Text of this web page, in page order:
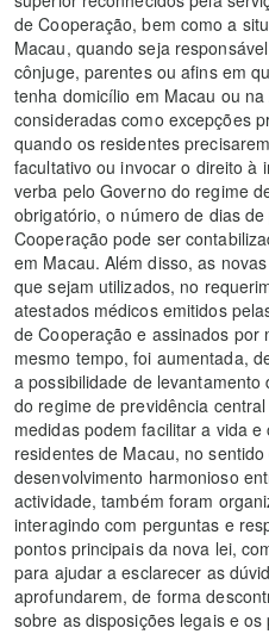
de Cooperação, bem como a
Macau, quando seja
cônjuge, parentes ou afins em
tenha domicílio em Macau ou
consideradas como excepções
quando os residentes
facultativo ou invocar o direito à
verba pelo Governo do regime
obrigatório, o número de dias
Cooperação pode ser
em Macau. Além disso, as
que sejam utilizados, no
atestados médicos emitidos
de Cooperação e assinados por
mesmo tempo, foi aumentada,
a possibilidade de
do regime de previdência
medidas podem facilitar a vida
residentes de Macau, no
desenvolvimento harmonioso
actividade, também foram
interagindo com perguntas e
pontos principais da nova lei,
para ajudar a esclarecer as
aprofundarem, de forma
sobre as disposições legais e